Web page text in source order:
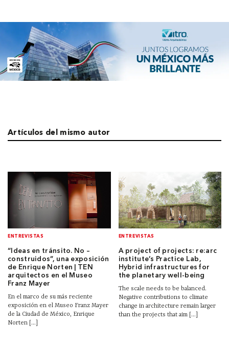
Artículos del mismo autor
ENTREVISTAS
“Ideas en tránsito. No –
construidos”, una exposición
de Enrique Norten | TEN
arquitectos en el Museo
Franz Mayer
En el marco de su más reciente
exposición en el Museo Franz Mayer
de la Ciudad de México, Enrique
Norten [...]
ENTREVISTAS
A project of projects: re:arc
institute’s Practice Lab,
Hybrid infrastructures for
the planetary well-being
The scale needs to be balanced.
Negative contributions to climate
change in architecture remain larger
than the projects that aim [...]